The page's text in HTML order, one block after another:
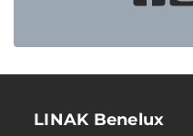
LINAK Benelux